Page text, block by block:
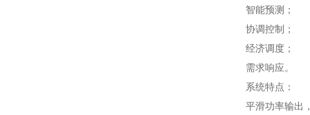
智能预测；
协调控制；
经济调度；
需求响应。
系统特点：
平滑功率输出